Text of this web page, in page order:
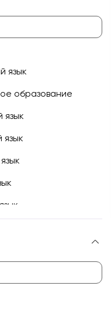
язык
образование
язык
язык